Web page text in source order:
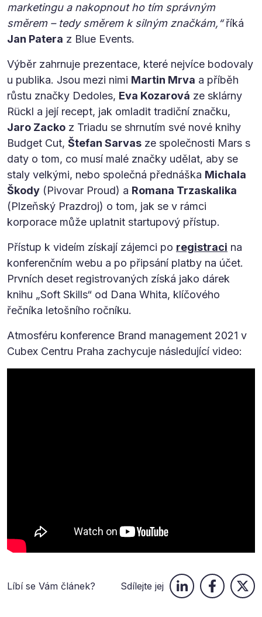
marketingu a nakopnout ho tím správným
směrem – tedy směrem k silným značkám,“říká
Jan Patera z Blue Events.
Výběr zahrnuje prezentace, které nejvíce bodovaly
u publika. Jsou mezi nimi Martin Mrva a příběh
růstu značky Dedoles, Eva Kozarová ze sklárny
Rückl a její recept, jak omladit tradiční značku,
Jaro Zacko z Triadu se shrnutím své nové knihy
Budget Cut, Štefan Sarvas ze společnosti Mars s
daty o tom, co musí malé značky udělat, aby se
staly velkými, nebo společná přednáška Michala
Škody (Pivovar Proud) a Romana Trzaskalika
(Plzeňský Prazdroj) o tom, jak se v rámci
korporace může uplatnit startupový přístup.
Přístup k videím získají zájemci po registraci na
konferenčním webu a po připsání platby na účet.
Prvních deset registrovaných získá jako dárek
knihu „Soft Skills“ od Dana Whita, klíčového
řečníka letošního ročníku.
Atmosféru konference Brand management 2021 v
Cubex Centru Praha zachycuje následující video:
Líbí se Vám článek? Sdílejte jej